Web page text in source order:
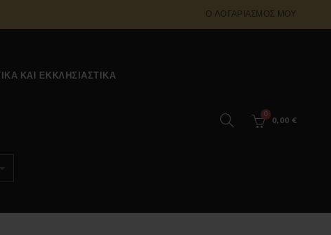
Ο ΛΟΓΑΡΙΑΣΜΌΣ ΜΟΥ
ΚΑΙ ΕΚΚΛΗΣΙΑΣΤΙΚΆ
0 0,00 €